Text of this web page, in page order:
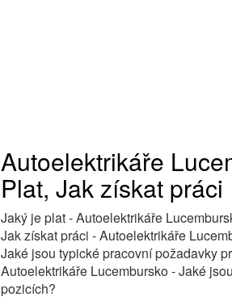
Autoelektrikáře
Plat, Jak získat práci
Jaký je plat - Autoelektrikáře
Jak získat práci - Autoelektrikáře
Jaké jsou typické pracovní požadavky
Autoelektrikáře Lucembursko - Jaké
pozicích?